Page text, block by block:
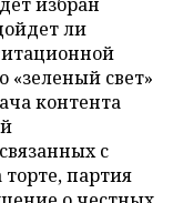
ли
«зеленый свет»
контента
с
партия